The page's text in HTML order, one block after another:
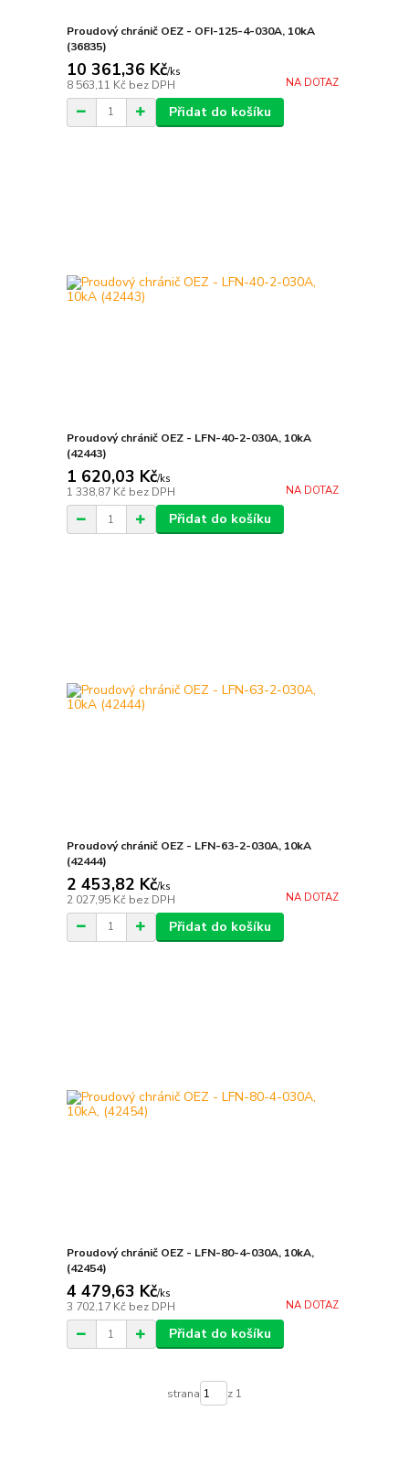
Proudový chránič OEZ - OFI-125-4-030A, 10kA
(36835)
10 361,36 Kč/ks
8 563,11 Kč bez DPH NA DOTAZ
Přidat do košíku
Proudový chránič OEZ - LFN-40-2-030A, 10kA
(42443)
1 620,03 Kč/ks
1 338,87 Kč bez DPH NA DOTAZ
Přidat do košíku
Proudový chránič OEZ - LFN-63-2-030A, 10kA
(42444)
2 453,82 Kč/ks
2 027,95 Kč bez DPH NA DOTAZ
Přidat do košíku
Proudový chránič OEZ - LFN-80-4-030A, 10kA,
(42454)
4 479,63 Kč/ks
3 702,17 Kč bez DPH NA DOTAZ
Přidat do košíku
strana z 1